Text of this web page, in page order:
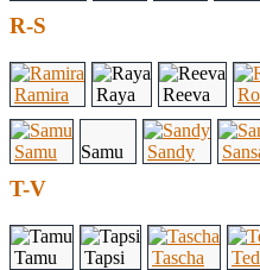
R-S
Ramira Raya Reeva
Samu Samu Sandy
T-V
Tamu Tapsi Tascha Ted